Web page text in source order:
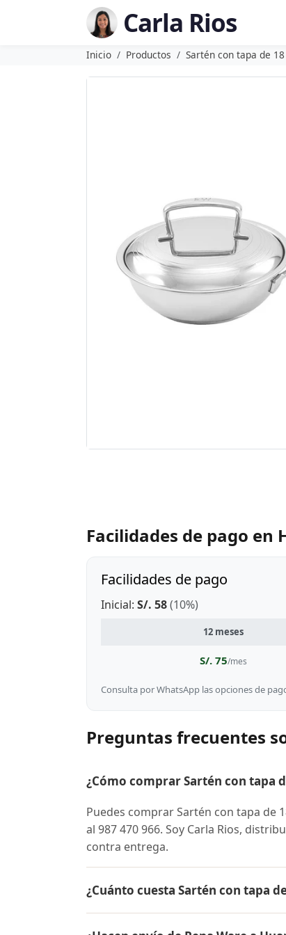
Carla Rios
Inicio Productos Sartén con tapa de
Facilidades de pago en
Facilidades de pago
Inicial: S/. 58(10%)
12 meses
S/. 75/mes
Consulta por WhatsApp las opciones de
Preguntas frecuentes
¿Cómo comprar Sartén con tapa
Puedes comprar Sartén con tapa de
al 987 470 966. Soy Carla Rios,
contra entrega.
¿Cuánto cuesta Sartén con tapa